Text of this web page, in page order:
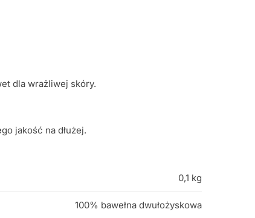
dla wrażliwej skóry.
jakość na dłużej.
0,1 kg
100% bawełna dwułożyskowa